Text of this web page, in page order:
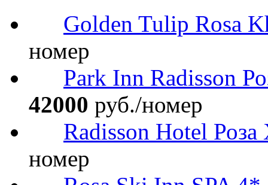
Golden Tulip Rosa
номер
Park Inn Radisson
42000 руб./номер
Radisson Hotel Роза
номер